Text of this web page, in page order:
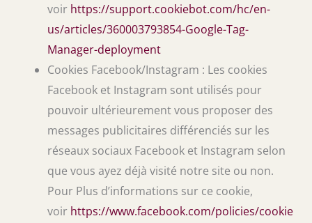
voir https://support.cookiebot.com/hc/en-
us/articles/360003793854-Google-Tag-
Manager-deployment
Cookies Facebook/Instagram : Les cookies
Facebook et Instagram sont utilisés pour
pouvoir ultérieurement vous proposer des
messages publicitaires différenciés sur les
réseaux sociaux Facebook et Instagram selon
que vous ayez déjà visité notre site ou non.
Pour Plus d’informations sur ce cookie,
voir https://www.facebook.com/policies/cookie